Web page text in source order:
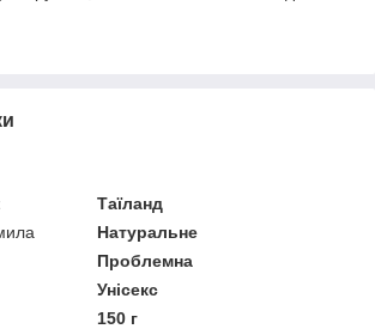
Таїланд
Натуральне
Проблемна
Унісекс
150 г